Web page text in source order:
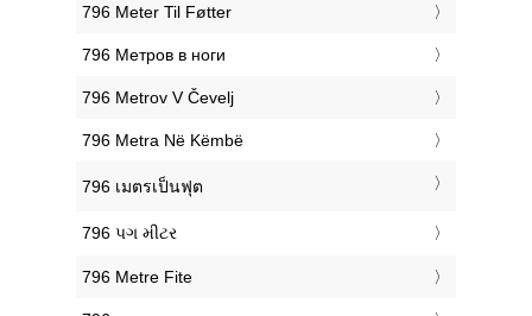
‎796 Meter Til Føtter
‎796 Метров в ноги
‎796 Metrov V Čevelj
‎796 Metra Në Këmbë
‎796 เมตรเป็นฟุต
‎796 પગ મીટર
‎796 Metre Fite